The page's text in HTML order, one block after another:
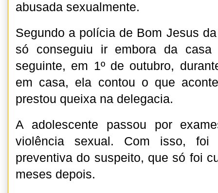
abusada sexualmente.
Segundo a polícia de Bom Jesus
só conseguiu ir embora da
seguinte, em 1º de outubro,
em casa, ela contou o que
prestou queixa na delegacia.
A adolescente passou por
violência sexual. Com isso, foi
preventiva do suspeito, que só foi
meses depois.